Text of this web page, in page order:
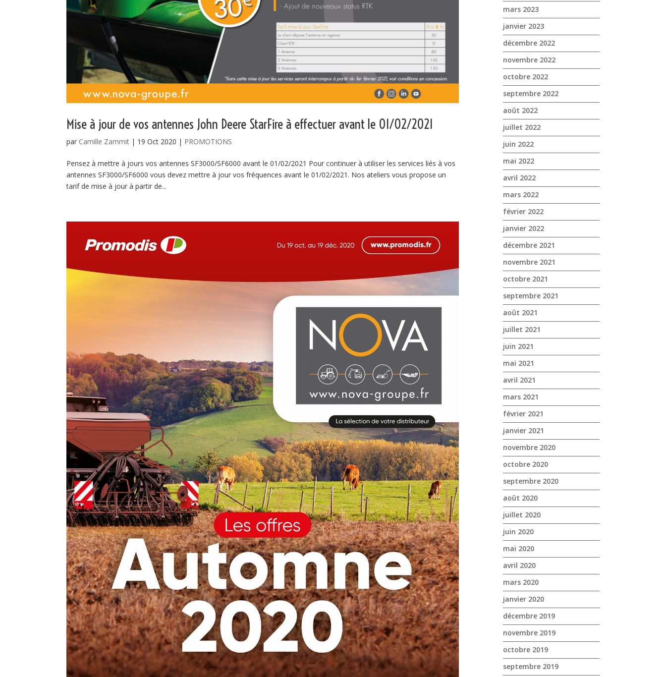
Mise à jour de vos antennes John Deere StarFire à effectuer avant le 01/02/2021
par Camille Zammit | 19 Oct 2020 | PROMOTIONS
Pensez à mettre à jours vos antennes SF3000/SF6000 avant le 01/02/2021 Pour continuer à utiliser les services liés à vos
antennes SF3000/SF6000 vous devez mettre à jour vos fréquences avant le 01/02/2021. Nos ateliers vous propose un
tarif de mise à jour à partir de...
mars 2023
janvier 2023
décembre 2022
novembre 2022
octobre 2022
septembre 2022
août 2022
juillet 2022
juin 2022
mai 2022
avril 2022
mars 2022
février 2022
janvier 2022
décembre 2021
novembre 2021
octobre 2021
septembre 2021
août 2021
juillet 2021
juin 2021
mai 2021
avril 2021
mars 2021
février 2021
janvier 2021
novembre 2020
octobre 2020
septembre 2020
août 2020
juillet 2020
juin 2020
mai 2020
avril 2020
mars 2020
janvier 2020
décembre 2019
novembre 2019
octobre 2019
septembre 2019